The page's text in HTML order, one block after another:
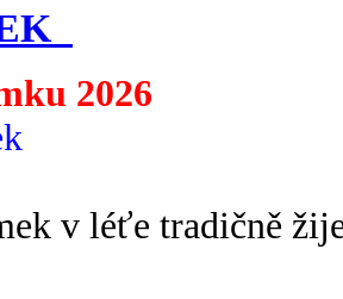
2026
v léťe tradičně